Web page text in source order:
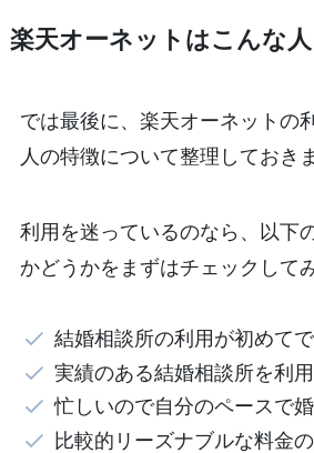
楽天オーネットはこんな人
では最後に、楽天オーネットの
人の特徴について整理しておき
利用を迷っているのなら、以下
かどうかをまずはチェックして
結婚相談所の利用が初めて
実績のある結婚相談所を利
忙しいので自分のペースで
比較的リーズナブルな料金